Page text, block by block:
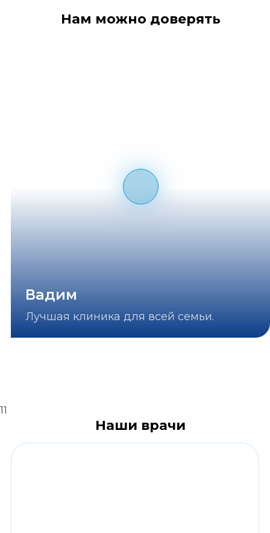
Нам можно доверять
Вадим
Лучшая клиника для всей семьи.
11
Наши врачи